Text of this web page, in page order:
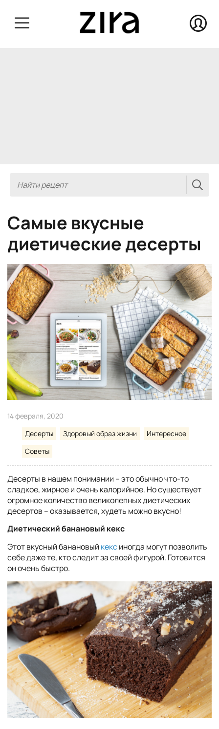
Самые вкусные
диетические десерты
14 февраля, 2020
Десерты
Здоровый образ жизни
Интересное
Советы
Десерты в нашем понимании – это обычно что-то
сладкое, жирное и очень калорийное. Но существует
огромное количество великолепных диетических
десертов – оказывается, худеть можно вкусно!
Диетический банановый кекс
Этот вкусный банановый кексиногда могут позволить
себе даже те, кто следит за своей фигурой. Готовится
он очень быстро.